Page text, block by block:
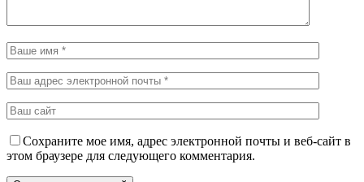
Сохраните мое имя, адрес электронной почты и веб-сайт в
этом браузере для следующего комментария.